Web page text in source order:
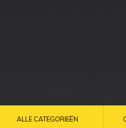
ALLE CATEGORIEËN